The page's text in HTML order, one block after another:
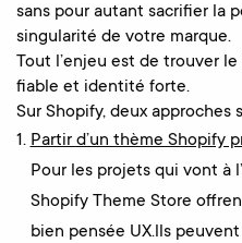
sans pour autant sacrifier la
singularité de votre marque.
Tout l’enjeu est de trouver
fiable et identité forte.
Sur Shopify, deux approches
Partir d’un thème Shopify
Pour les projets qui vont à
Shopify Theme Store
bien pensée UX.lls